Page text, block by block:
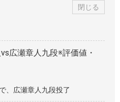
閉じる
広瀬章人九段※評価値・
、広瀬章人九段投了